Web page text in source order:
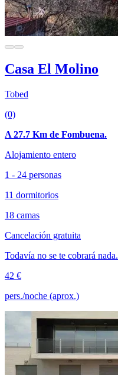
Casa El Molino
Tobed
(0)
A 27.7 Km de Fombuena.
Alojamiento entero
1 - 24 personas
11 dormitorios
18 camas
Cancelación gratuita
Todavía no se te cobrará nada.
42 €
pers./noche (aprox.)